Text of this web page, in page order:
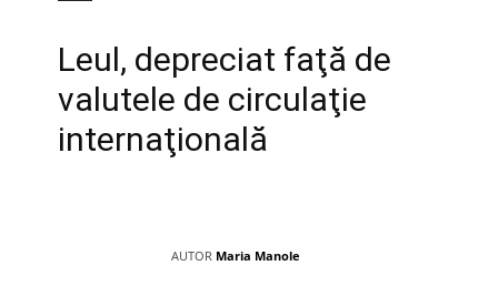
Leul, depreciat faţă de
valutele de circulaţie
internaţională
AUTOR Maria Manole